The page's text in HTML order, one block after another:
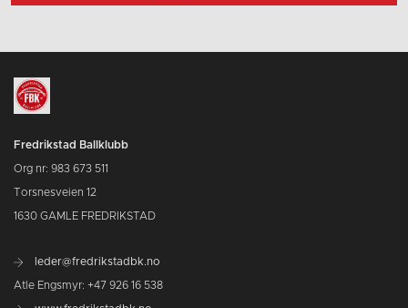
Fredrikstad Ballklubb
Org nr: 983 673 511
Torsnesveien 12
1630 GAMLE FREDRIKSTAD
leder@fredrikstadbk.no
Atle Engsmyr: +47 926 16 538